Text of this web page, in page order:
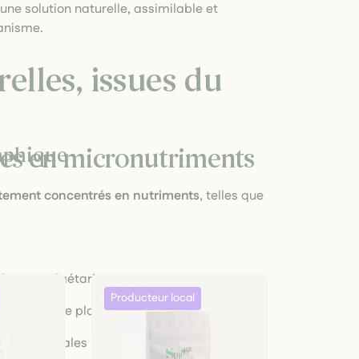
solution naturelle, assimilable et
issues du
en micronutriments
concentrés en nutriments, telles que
végétariens)
ou de plantes comme le quinoa
végétales